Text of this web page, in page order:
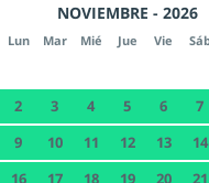
NOVIEMBRE - 2026
Lun Mar Mié Jue Vie
2
3 4 5 6 7
9
10 11 12 13 14